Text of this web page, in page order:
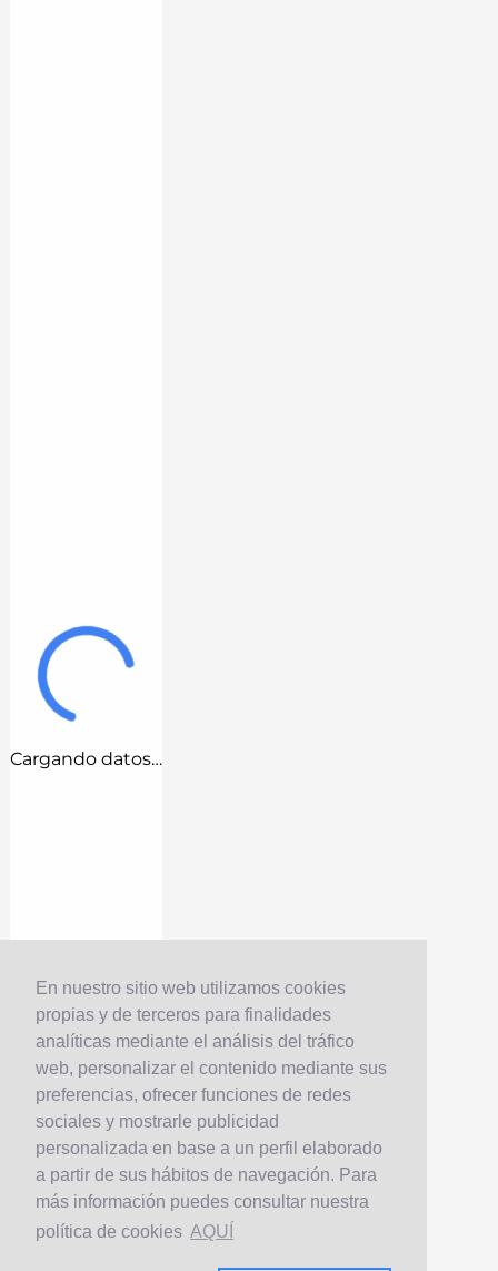
En nuestro sitio web utilizamos cookies
propias y de terceros para finalidades
analíticas mediante el análisis del tráfico
web, personalizar el contenido mediante sus
preferencias, ofrecer funciones de redes
sociales y mostrarle publicidad
personalizada en base a un perfil elaborado
a partir de sus hábitos de navegación. Para
más información puedes consultar nuestra
política de cookies AQUÍ
Cargando datos…